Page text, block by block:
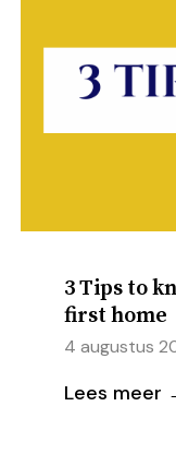
3 Tips to
first home
4 augustus
Lees meer